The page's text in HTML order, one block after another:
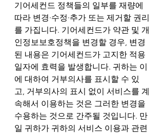
기어세컨드 정책들의 일부를 재량에
따라 변경∙수정∙추가 또는 제거할 권리
를 가집니다. 기어세컨드가 약관 및 개
인정보보호정책을 변경할 경우, 변경
된 내용은 기어세컨드가 고지한 적용
일자에 효력을 발생합니다. 귀하는 이
에 대하여 거부의사를 표시할 수 있
고, 거부의사의 표시 없이 서비스를 계
속해서 이용하는 것은 그러한 변경을
수용하는 것으로 간주될 것입니다. 만
일 귀하가 귀하의 서비스 이용과 관련